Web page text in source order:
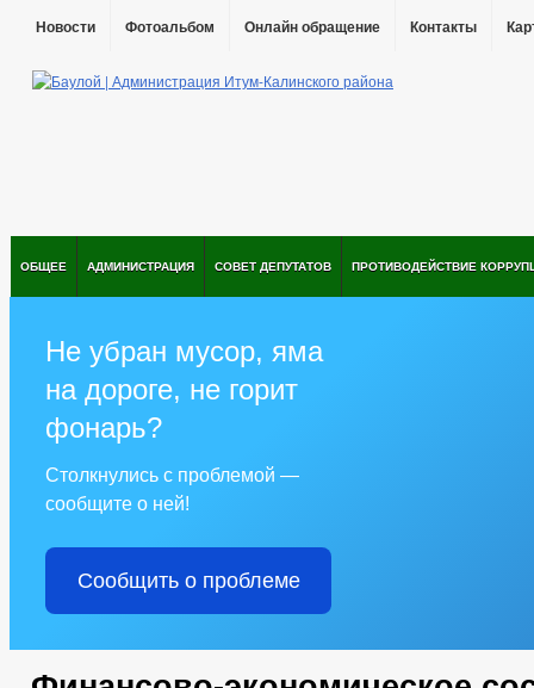
Новости Фотоальбом Онлайн обращение Контакты
ОБЩЕЕ АДМИНИСТРАЦИЯ СОВЕТ ДЕПУТАТОВ ПРОТИВОДЕЙСТВИЕ
Не убран мусор, яма
на дороге, не горит
фонарь?
Столкнулись с проблемой —
сообщите о ней!
Сообщить о проблеме